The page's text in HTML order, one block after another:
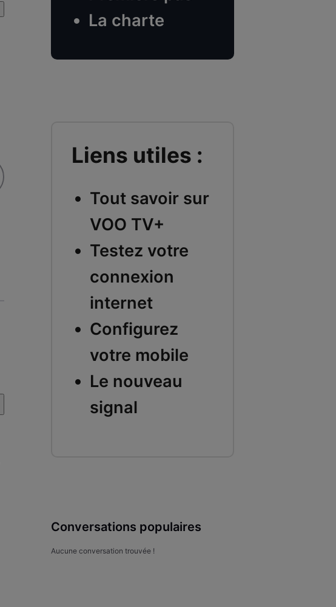
La charte
Liens utiles :
Tout savoir sur
VOO TV+
Testez votre
connexion
internet
Configurez
votre mobile
Le nouveau
signal
Conversations populaires
Aucune conversation trouvée !